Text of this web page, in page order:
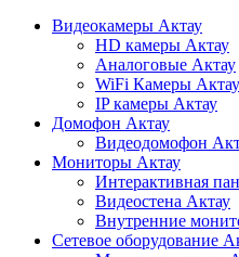
Видеокамеры Актау
HD камеры Актау
Аналоговые Актау
WiFi Камеры Актау
IP камеры Актау
Домофон Актау
Видеодомофон
Мониторы Актау
Интерактивная
Видеостена Актау
Внутренние
Сетевое оборудование